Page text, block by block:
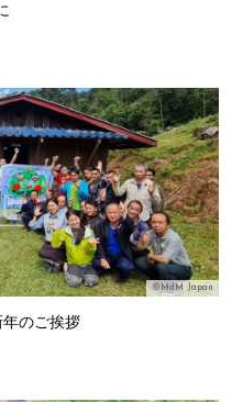
©MdM Japan
のご挨拶